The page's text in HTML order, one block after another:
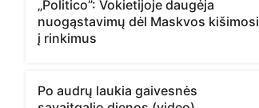
„Politico”: Vokietijoje daugėja
nuogąstavimų dėl Maskvos kišimosi
į rinkimus
Po audrų laukia gaivesnės